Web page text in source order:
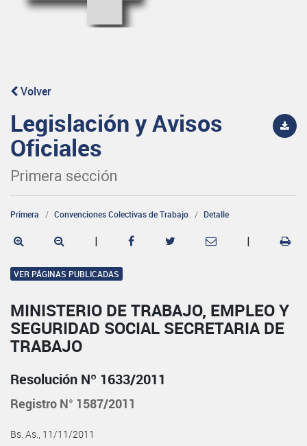
Volver
Legislación y Avisos
Oficiales
Primera sección
Primera Convenciones Colectivas de Trabajo Detalle
| |
VER PÁGINAS PUBLICADAS
MINISTERIO DE TRABAJO, EMPLEO Y
SEGURIDAD SOCIAL SECRETARIA DE
TRABAJO
Resolución Nº 1633/2011
Registro N° 1587/2011
Bs. As., 11/11/2011